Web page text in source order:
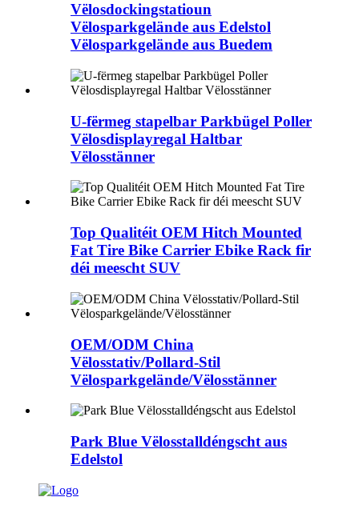
Vëlosdockingstatioun
Vëlosparkgelände aus Edelstol
Vëlosparkgelände aus Buedem
U-fërmeg stapelbar Parkbügel Poller
Vëlosdisplayregal Haltbar
Vëlosstänner
Top Qualitéit OEM Hitch Mounted
Fat Tire Bike Carrier Ebike Rack fir
déi meescht SUV
OEM/ODM China
Vëlosstativ/Pollard-Stil
Vëlosparkgelände/Vëlosstänner
Park Blue Vëlosstalldéngscht aus
Edelstol